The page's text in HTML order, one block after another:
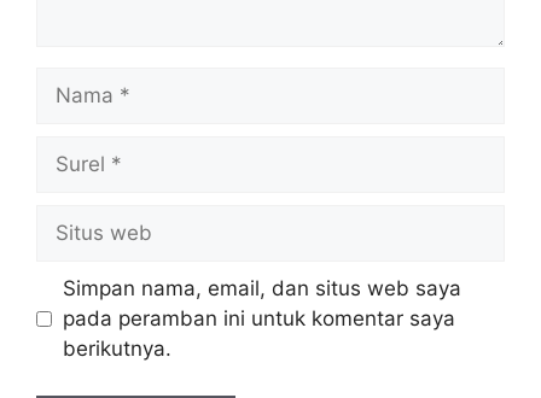
Nama
Surel
Situs
web
Simpan nama, email, dan situs web saya
pada peramban ini untuk komentar saya
berikutnya.